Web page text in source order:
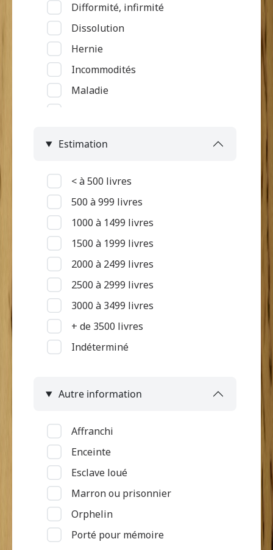
Service rattaché à la grand'case
Difformité, infirmité
Dissolution
Hernie
Incommodités
Maladie
oedèmes
Maladie vénérienne, petite
vérole
Malingrerie
Mort
Mutilation
Pas d'informations
Pian
Piqué par serpent
Ulcère et "loupe"
Vieillesse
Estimation
< à 500 livres
500 à 999 livres
1000 à 1499 livres
1500 à 1999 livres
2000 à 2499 livres
2500 à 2999 livres
3000 à 3499 livres
+ de 3500 livres
Indéterminé
Autre information
Affranchi
Enceinte
Esclave loué
Marron ou prisonnier
Orphelin
Porté pour mémoire